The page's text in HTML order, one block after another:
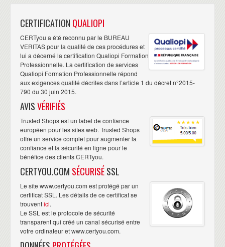
CERTIFICATION QUALIOPI
CERTyou a été reconnu par le BUREAU
VERITAS pour la qualité de ces procédures et
lui a décerné la certification Qualiopi Formation
Professionnelle. La certification de services
Qualiopi Formation Professionnelle répond
aux exigences qualité décrites dans l’article 1 du décret n°2015-
790 du 30 juin 2015.
AVISVÉRIFIÉS
Trusted Shops est un label de confiance
européen pour les sites web. Trusted Shops
offre un service complet pour augmenter la
confiance et la sécurité en ligne pour le
bénéfice des clients CERTyou.
CERTYOU.COM SÉCURISÉSSL
Le site www.certyou.com est protégé par un
certificat SSL. Les détails de ce certificat se
trouventici.
Le SSL est le protocole de sécurité
transparent qui créé un canal sécurisé entre
votre ordinateur et www.certyou.com.